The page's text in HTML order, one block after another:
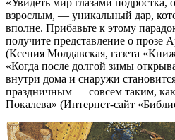
взрослым, — уникальный дар,
вполне. Прибавьте к этому
получите представление о прозе
(Ксения Молдавская, газета
«Когда после долгой зимы
внутри дома и снаружи
праздничным — совсем таким,
Покалева» (Интернет-сайт